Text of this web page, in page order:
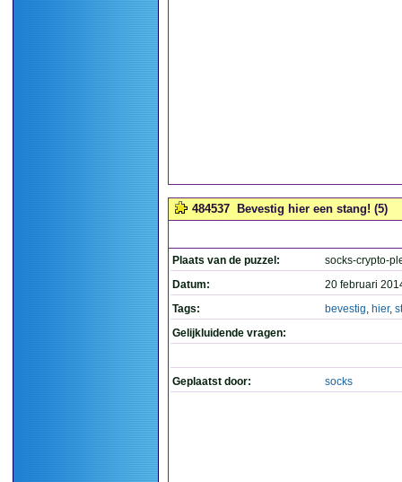
484537 Bevestig hier een stang! (5)
Plaats van de puzzel:
socks-crypto-
Datum:
20 februari
Tags:
bevestig, hier,
Gelijkluidende vragen:
Geplaatst door: socks